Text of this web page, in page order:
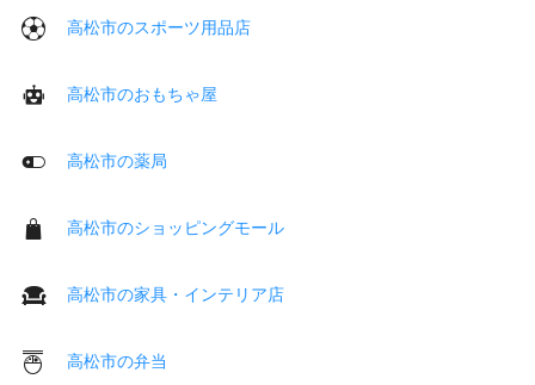
高松市のスポーツ用品店
高松市のおもちゃ屋
高松市の薬局
高松市のショッピングモール
高松市の家具・インテリア店
高松市の弁当